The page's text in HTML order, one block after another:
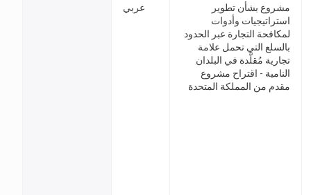
عربي
مشروع بشأن تطوير
استراتيجيات وأدوات
لمكافحة التجارة عبر الحدود
بالسلع التي تحمل علامة
تجارية مُقلَّدة في البلدان
النامية - اقتراح مشروع
مقدم من المملكة المتحدة